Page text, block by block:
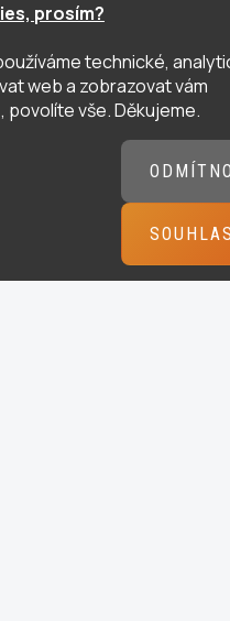
prosím?
technické,
web a zobrazovat vám
povolíte vše. Děkujeme.